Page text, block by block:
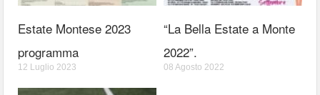
Estate Montese 2023
programma
12 Luglio 2023
“La Bella Estate a Monte
2022”.
08 Agosto 2022